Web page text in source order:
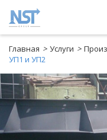
Главная > Услуги >
УП1 и УП2